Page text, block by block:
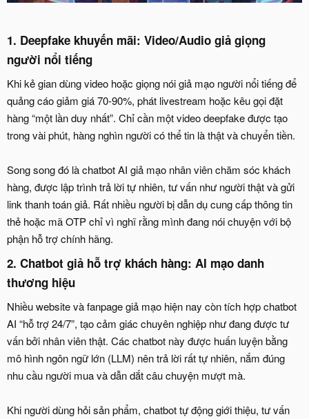
1. Deepfake khuyến mãi: Video/Audio giả giọng
người nổi tiếng​
Khi kẻ gian dùng video hoặc giọng nói giả mạo người nổi tiếng để
quảng cáo giảm giá 70-90%, phát livestream hoặc kêu gọi đặt
hàng “một lần duy nhất”. Chỉ cần một video deepfake được tạo
trong vài phút, hàng nghìn người có thể tin là thật và chuyển tiền.
Song song đó là chatbot AI giả mạo nhân viên chăm sóc khách
hàng, được lập trình trả lời tự nhiên, tư vấn như người thật và gửi
link thanh toán giả. Rất nhiều người bị dẫn dụ cung cấp thông tin
thẻ hoặc mã OTP chỉ vì nghĩ rằng mình đang nói chuyện với bộ
phận hỗ trợ chính hãng.
2. Chatbot giả hỗ trợ khách hàng: AI mạo danh
thương hiệu​
Nhiều website và fanpage giả mạo hiện nay còn tích hợp chatbot
AI “hỗ trợ 24/7”, tạo cảm giác chuyên nghiệp như đang được tư
vấn bởi nhân viên thật. Các chatbot này được huấn luyện bằng
mô hình ngôn ngữ lớn (LLM) nên trả lời rất tự nhiên, nắm đúng
nhu cầu người mua và dẫn dắt câu chuyện mượt mà.
Khi người dùng hỏi sản phẩm, chatbot tự động giới thiệu, tư vấn